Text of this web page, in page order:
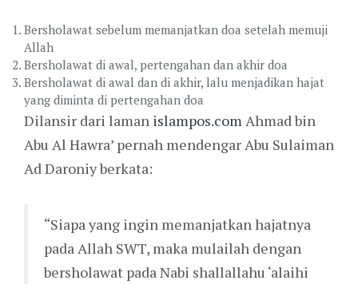
Bersholawat sebelum memanjatkan doa setelah memuji
Allah
Bersholawat di awal, pertengahan dan akhir doa
Bersholawat di awal dan di akhir, lalu menjadikan hajat
yang diminta di pertengahan doa
Dilansir dari laman islampos.comAhmad bin
Abu Al Hawra’ pernah mendengar Abu Sulaiman
Ad Daroniy berkata:
“Siapa yang ingin memanjatkan hajatnya
pada Allah SWT, maka mulailah dengan
bersholawat pada Nabi shallallahu ‘alaihi